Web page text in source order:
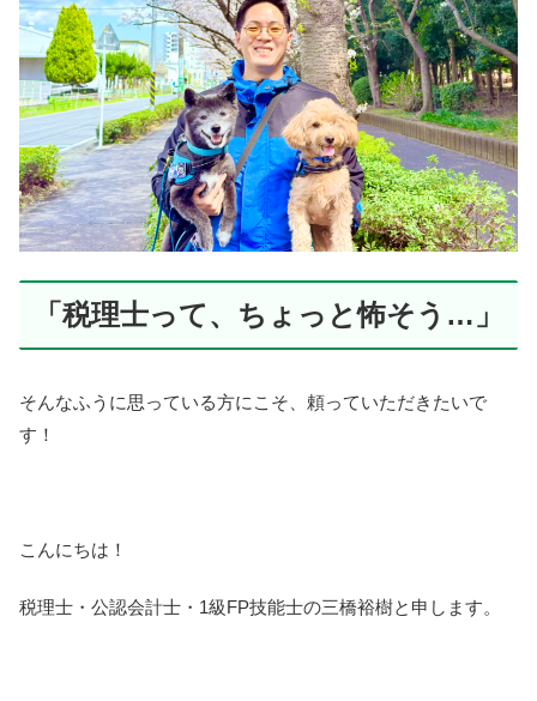
「税理士って、ちょっと怖そう…」
そんなふうに思っている方にこそ、頼っていただきたいで
す！
こんにちは！
税理士・公認会計士・1級FP技能士の三橋裕樹と申します。